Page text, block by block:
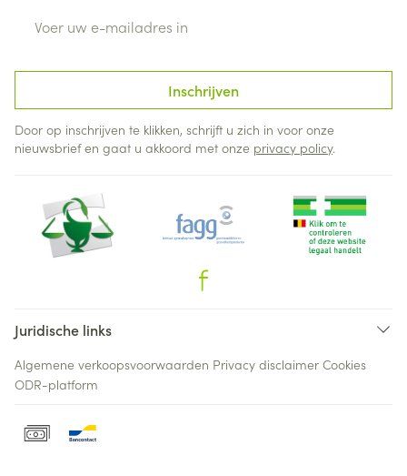
Inschrijven
Door op inschrijven te klikken, schrijft u zich in voor onze
nieuwsbrief en gaat u akkoord met onze privacy policy.
Juridische links
Algemene verkoopsvoorwaarden Privacy disclaimer Cookies
ODR-platform